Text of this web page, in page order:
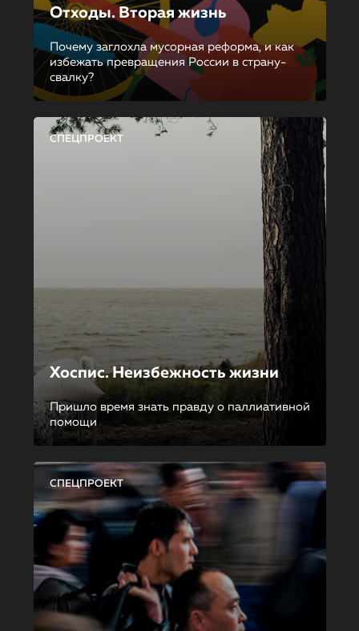
Отходы. Вторая жизнь
Почему заглохла мусорная реформа, и как
избежать превращения России в страну-
свалку?
СПЕЦПРОЕКТ
Хоспис. Неизбежность жизни
Пришло время знать правду о паллиативной
помощи
СПЕЦПРОЕКТ